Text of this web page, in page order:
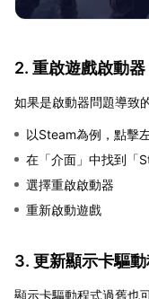
2. 重啟遊戲啟動器
如果是啟動器問題導致
以Steam為例，點擊
在「介面」中找到「
選擇重啟啟動器
重新啟動遊戲
3. 更新顯示卡驅
顯示卡驅動程式過舊也